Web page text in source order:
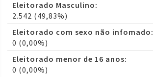
Eleitorado Masculino:
2.542 (49,83%)
Eleitorado com sexo não infomado:
0 (0,00%)
Eleitorado menor de 16 anos:
0 (0,00%)